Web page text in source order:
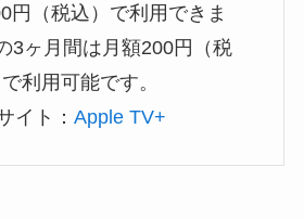
円（税込）で利用できま
3ヶ月間は月額200円（税
利用可能です。
イト： Apple TV+